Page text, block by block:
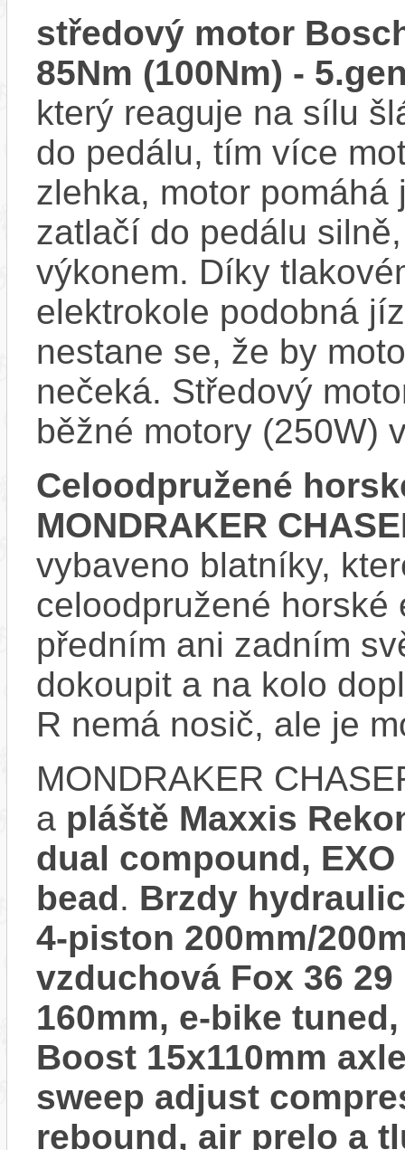
středový motor
85Nm (100Nm) -
který reaguje na sílu
do pedálu, tím více
zlehka, motor
zatlačí do pedálu
výkonem. Díky
elektrokole podobná
nestane se, že by
nečeká. Středový
běžné motory (250W)
Celoodpružené
MONDRAKER
vybaveno blatníky,
celoodpružené
předním ani zadním
dokoupit a na kolo
R nemá nosič, ale je
MONDRAKER
a pláště Maxxis
dual compound,
bead. Brzdy
4-piston 200mm/
vzduchová Fox 36 29
160mm, e-bike
Boost 15x110mm
sweep adjust
rebound, air prelo a